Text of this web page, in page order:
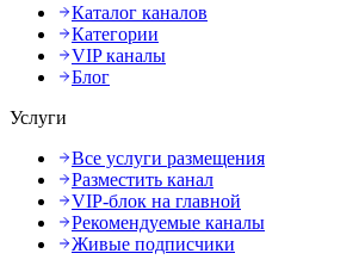
Каталог каналов
Категории
VIP каналы
Блог
Услуги
Все услуги размещения
Разместить канал
VIP-блок на главной
Рекомендуемые каналы
Живые подписчики